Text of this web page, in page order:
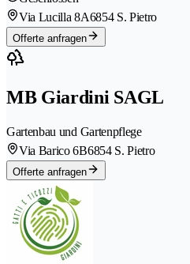
Via Lucilla 8A6854 S. Pietro
Offerte anfragen
MB Giardini SAGL
Gartenbau und Gartenpflege
Via Barico 6B6854 S. Pietro
Offerte anfragen